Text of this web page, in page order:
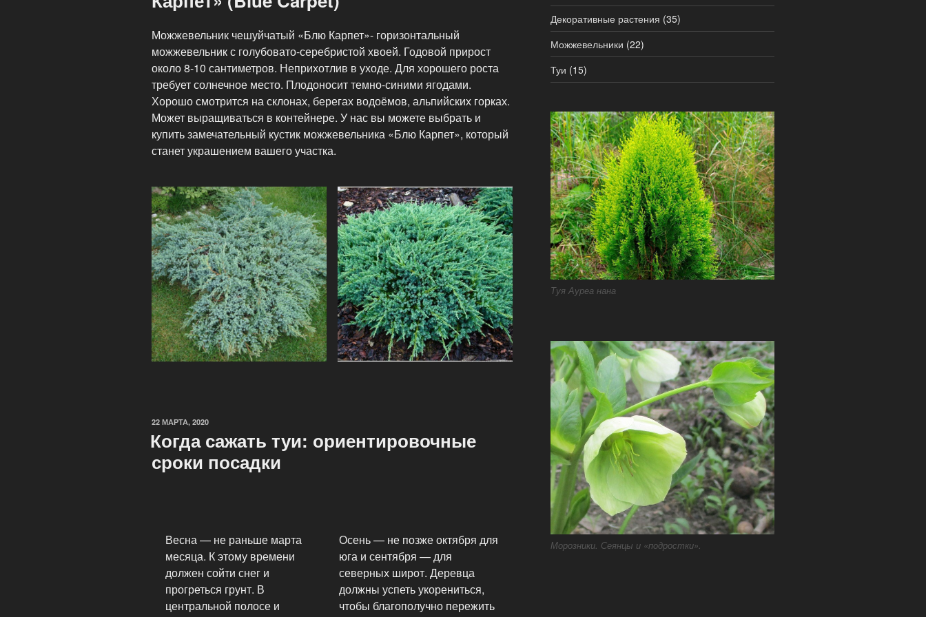
Можжевельник чешуйчатый «Блю Карпет»- горизонтальный
можжевельник с голубовато-серебристой хвоей. Годовой прирост
около 8-10 сантиметров. Неприхотлив в уходе. Для хорошего роста
требует солнечное место. Плодоносит темно-синими ягодами.
Хорошо смотрится на склонах, берегах водоёмов, альпийских горках.
Может выращиваться в контейнере. У нас вы можете выбрать и
купить замечательный кустик можжевельника «Блю Карпет», который
станет украшением вашего участка.
22 МАРТА, 2020
Когда сажать туи: ориентировочные
сроки посадки
Весна — не раньше марта
месяца. К этому времени
должен сойти снег и
прогреться грунт. В
центральной полосе и
Осень — не позже октября для
юга и сентября — для
северных широт. Деревца
должны успеть укорениться,
чтобы благополучно пережить
Декоративные растения (35)
Можжевельники (22)
Туи (15)
Туя Ауреа нана
Морозники. Сеянцы и «подростки».